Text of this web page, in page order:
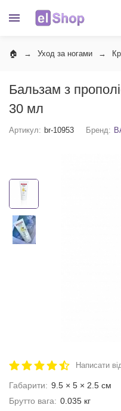
Уход за ногами
Бальзам з
30 мл
Артикул: br-10953 Бренд:
Написати
Габарити: 9.5 × 5 × 2.5 см
Брутто вага: 0.035 кг